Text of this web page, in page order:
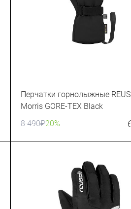
Перчатки горнолыжные
Morris GORE-TEX Black
8 490₽20%